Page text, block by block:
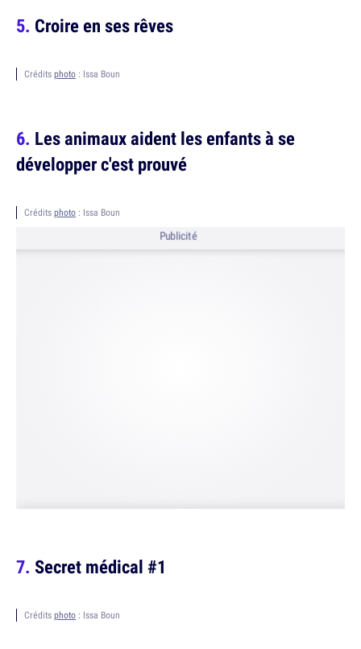
Croire en ses rêves
Crédits photo : Issa Boun
Les animaux aident les enfants à se
développer c'est prouvé
Crédits photo : Issa Boun
Publicité
Secret médical #1
Crédits photo : Issa Boun